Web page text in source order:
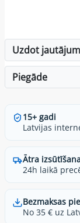
Uzdot
Piegāde
15+ gadi
Latvijas
Ātra
24h laikā
Bezmaksas
No 35 € uz